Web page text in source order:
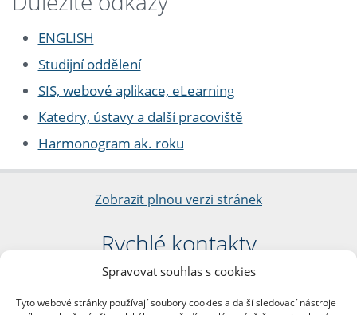
Spravovat souhlas s cookies
Tyto webové stránky používají soubory cookies a další sledovací nástroje
ENGLISH
Studijní oddělení
SIS, webové aplikace, eLearning
Katedry, ústavy a další pracoviště
Harmonogram ak. roku
Zobrazit plnou verzi stránek
Rychlé kontakty
Filozofická fakulta
nám. Jana Palacha 1/2